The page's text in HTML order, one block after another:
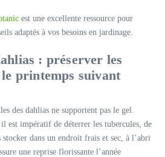
est une excellente ressource pour
adaptés à vos besoins en jardinage.
: préserver les
printemps suivant
des dahlias ne supportent pas le gel.
est impératif de déterrer les tubercules, de
stocker dans un endroit frais et sec, à l’abri
une reprise florissante l’année